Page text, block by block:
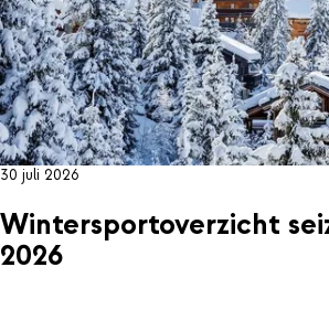
30 juli 2026
Wintersportoverzicht
2026